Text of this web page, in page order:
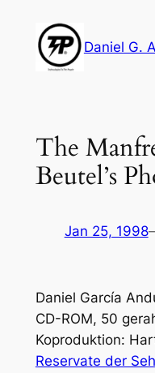
content
Daniel G.
The
Beutel’s
Jan 25, 1998
Daniel García
CD-ROM, 50
Koproduktion:
Reservate der